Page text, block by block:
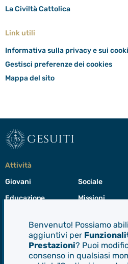
La Civiltà Cattolica
Link utili
Informativa sulla privacy e sui
Gestisci preferenze dei cookies
Mappa del sito
gesuiti
Attività
Giovani
Educazione
Sociale
Missioni
Gesuiti
Benvenuto! Possiamo
aggiuntivi per
Prestazioni? Puoi
consenso in qualsiasi